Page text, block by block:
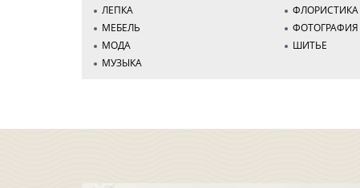
ЛЕПКА
МЕБЕЛЬ
МОДА
МУЗЫКА
ФЛОРИСТИКА
ФОТОГРАФИЯ
ШИТЬЕ